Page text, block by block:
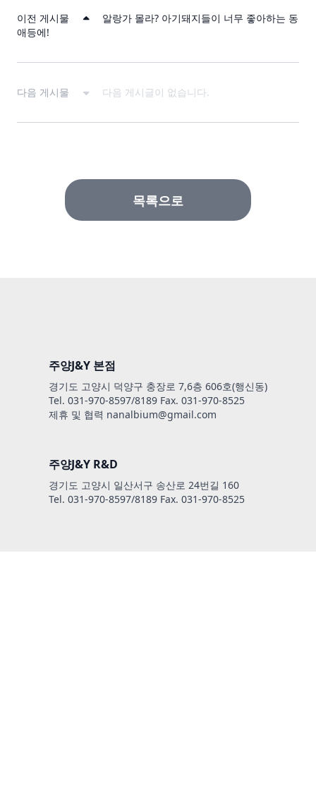
이전 게시물
알랑가 몰라? 아기돼지들이 너무 좋아하는 동
애등에!
다음 게시물 다음 게시글이 없습니다.
목록으로
주양J&Y 본점
경기도 고양시 덕양구 충장로 7,6층 606호(행신동)
Tel. 031-970-8597/8189 Fax. 031-970-8525
제휴 및 협력 nanalbium@gmail.com
주양J&Y R&D
경기도 고양시 일산서구 송산로 24번길 160
Tel. 031-970-8597/8189 Fax. 031-970-8525